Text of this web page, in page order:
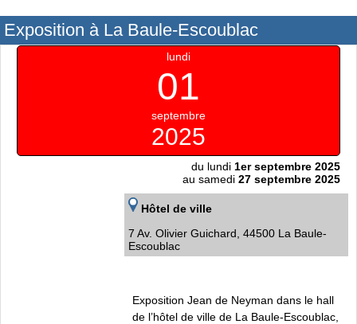
Exposition à La Baule-Escoublac
lundi
01
septembre
2025
du lundi 1er septembre 2025
au samedi 27 septembre 2025
Hôtel de ville
7 Av. Olivier Guichard, 44500 La Baule-
Escoublac
Exposition Jean de Neyman dans le hall
de l’hôtel de ville de La Baule-Escoublac,